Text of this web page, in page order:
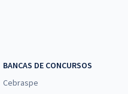
BANCAS DE CONCURSOS
Cebraspe